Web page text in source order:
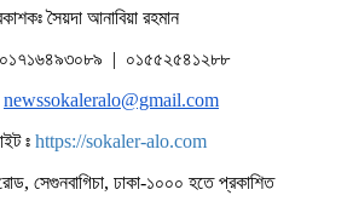
সৈয়দা আনাবিয়া রহমান
০১৭১৬৪৯৩০৮৯ | ০১৫৫২৫৪১২৮৮
newssokaleralo@gmail.com
ঃ https://sokaler-alo.com
সেগুনবাগিচা, ঢাকা-১০০০ হতে প্রকাশিত